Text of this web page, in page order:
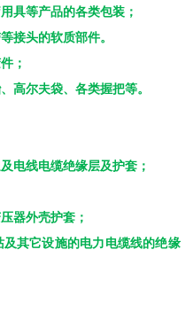
具等产品的各类包装；
接头的软质部件。
；
高尔夫袋、各类握把等。
电线电缆绝缘层及护套；
器外壳护套；
其它设施的电力电缆线的绝缘